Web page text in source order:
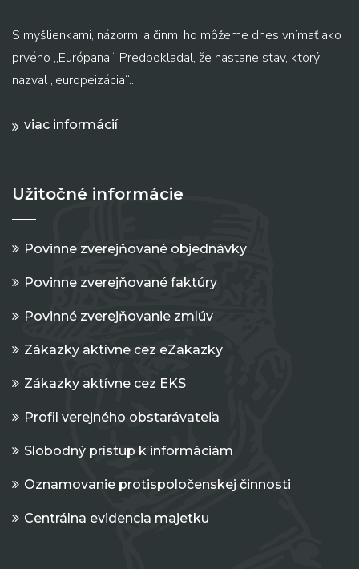
S myšlienkami, názormi a činmi ho môžeme dnes vnímať ako
prvého „Európana“. Predpokladal, že nastane stav, ktorý
nazval „europeizácia“...
viac informácií
Užitočné informácie
Povinne zverejňované objednávky
Povinne zverejňované faktúry
Povinné zverejňovanie zmlúv
Zákazky aktívne cez eZakazky
Zákazky aktívne cez EKS
Profil verejného obstarávateľa
Slobodný prístup k informáciám
Oznamovanie protispoločenskej činnosti
Centrálna evidencia majetku